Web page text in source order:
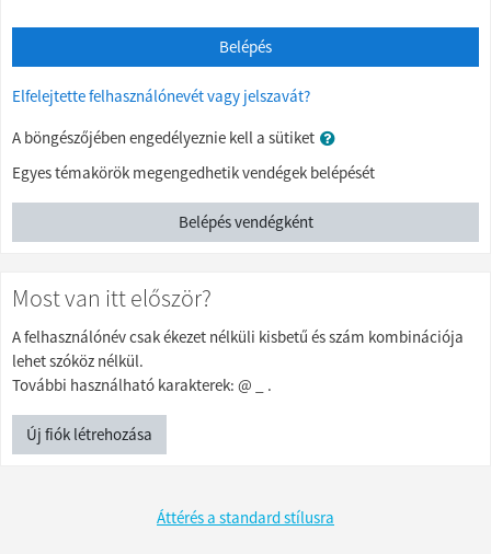
Belépés
Elfelejtette felhasználónevét vagy jelszavát?
A böngészőjében engedélyeznie kell a sütiket
Egyes témakörök megengedhetik vendégek belépését
Belépés vendégként
Most van itt először?
A felhasználónév csak ékezet nélküli kisbetű és szám kombinációja
lehet szóköz nélkül.
További használható karakterek: @ _ .
Új fiók létrehozása
Áttérés a standard stílusra